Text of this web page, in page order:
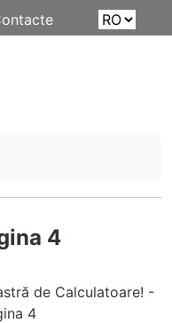
4
de Calculatoare! -
4